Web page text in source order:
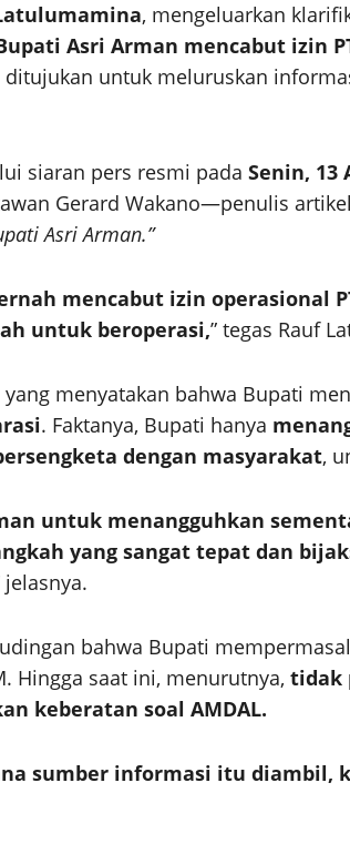
, mengeluarkan
Asri Arman mencabut izin
untuk meluruskan
siaran pers resmi pada Senin, 13
Gerard Wakano—penulis
Asri Arman.”
mencabut izin operasional
untuk beroperasi,” tegas Rauf
menyatakan bahwa Bupati
. Faktanya, Bupati hanya
dengan masyarakat,
untuk menangguhkan
yang sangat tepat dan
jelasnya.
bahwa Bupati
Hingga saat ini, menurutnya, tidak
keberatan soal AMDAL.
sumber informasi itu diambil,